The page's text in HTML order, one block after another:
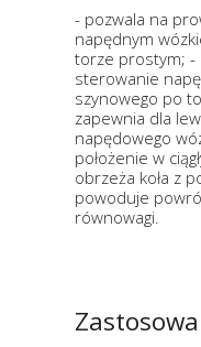
- pozwala na
napędnym
torze prostym; -
sterowanie
szynowego po
zapewnia dla
napędowego
położenie w
obrzeża koła z
powoduje
równowagi.